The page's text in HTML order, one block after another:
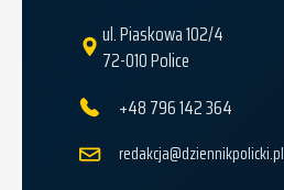
ul. Piaskowa 102/4
72-010 Police
+48 796 142 364
redakcja@dziennikpolicki.pl